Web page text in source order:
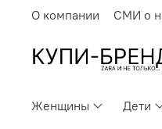
О компании СМИ о
Женщины Дети